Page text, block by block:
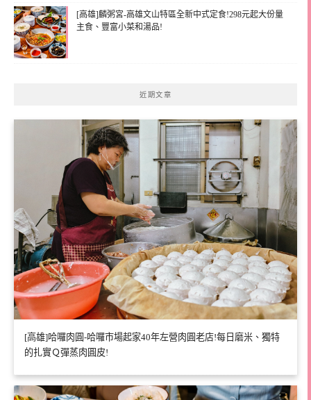
[高雄]麟粥宮-高雄文山特區全新中式定食!298元起大份量
主食、豐富小菜和湯品!
近期文章
[高雄]哈囉肉圓-哈囉市場起家40年左營肉圓老店!每日磨米、獨特
的扎實Ｑ彈蒸肉圓皮!